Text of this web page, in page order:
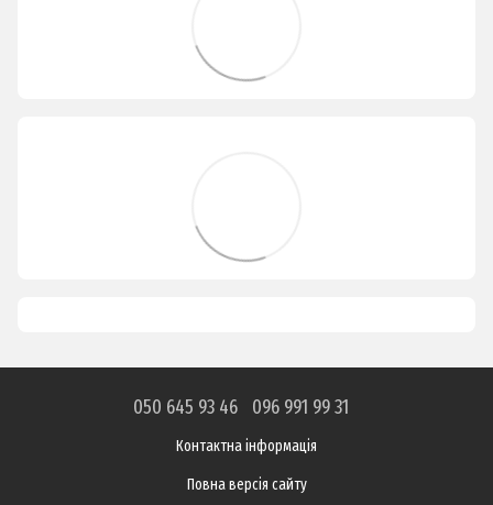
050 645 93 46 096 991 99 31
Контактна інформація
Повна версія сайту